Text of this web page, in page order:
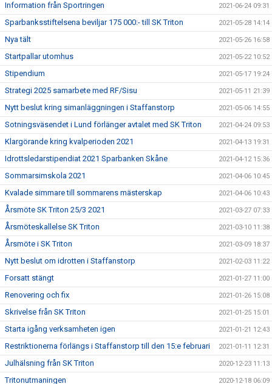
Information från Sportringen 2021-06-24 09:31
Sparbanksstiftelsena beviljar 175 000:- till SK Triton 2021-05-28 14:14
Nya tält 2021-05-26 16:58
Startpallar utomhus 2021-05-22 10:52
Stipendium 2021-05-17 19:24
Strategi 2025 samarbete med RF/Sisu 2021-05-11 21:39
Nytt beslut kring simanläggningen i Staffanstorp 2021-05-06 14:55
Sotningsväsendet i Lund förlänger avtalet med SK Triton 2021-04-24 09:53
Klargörande kring kvalperioden 2021 2021-04-13 19:31
Idrottsledarstipendiat 2021 Sparbanken Skåne 2021-04-12 15:36
Sommarsimskola 2021 2021-04-06 10:45
Kvalade simmare till sommarens mästerskap 2021-04-06 10:43
Årsmöte SK Triton 25/3 2021 2021-03-27 07:33
Årsmöteskallelse SK Triton 2021-03-10 11:38
Årsmöte i SK Triton 2021-03-09 18:37
Nytt beslut om idrotten i Staffanstorp 2021-02-03 11:22
Forsatt stängt 2021-01-27 11:00
Renovering och fix 2021-01-26 15:08
Skrivelse från SK Triton 2021-01-25 15:01
Starta igång verksamheten igen 2021-01-21 12:43
Restriktionerna förlängs i Staffanstorp till den 15:e februari 2021-01-11 12:31
Julhälsning från SK Triton 2020-12-23 11:13
Tritonutmaningen 2020-12-18 06:09